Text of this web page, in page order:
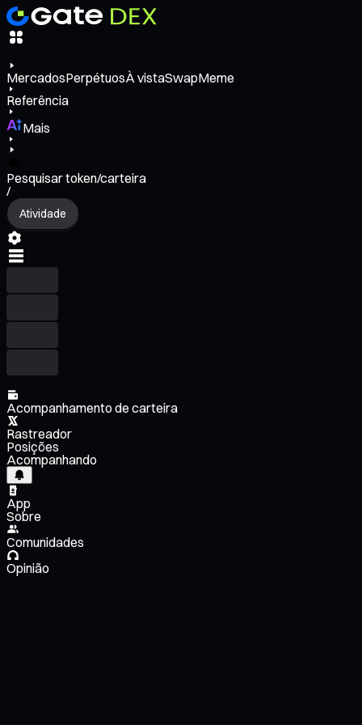
MercadosPerpétuosÀ vistaSwapMeme
Referência
Mais
Pesquisar token/carteira
/
Atividade
Acompanhamento de carteira
Rastreador
Posições
Acompanhando
App
Sobre
Comunidades
Opinião